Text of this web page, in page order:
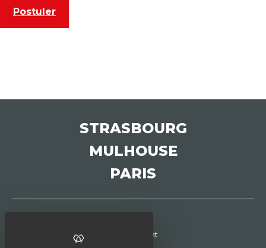
Postuler
STRASBOURG
MULHOUSE
PARIS
Recrutement